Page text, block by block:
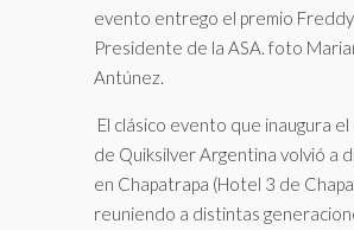
evento entrego el premio
Presidente de la ASA. foto
Antúnez.
El clásico evento que inaugura
de Quiksilver Argentina volvió a
en Chapatrapa (Hotel 3 de
reuniendo a distintas